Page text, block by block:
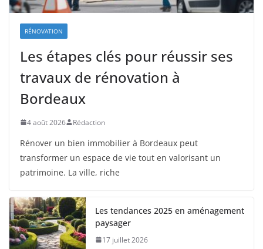
RÉNOVATION
Les étapes clés pour réussir ses
travaux de rénovation à
Bordeaux
4 août 2026 Rédaction
Rénover un bien immobilier à Bordeaux peut
transformer un espace de vie tout en valorisant un
patrimoine. La ville, riche
Les tendances 2025 en aménagement
paysager
17 juillet 2026